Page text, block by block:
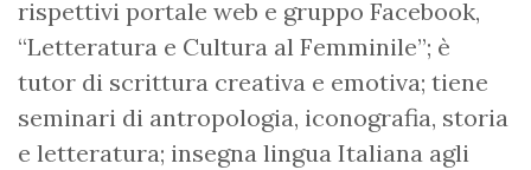
rispettivi portale web e gruppo Facebook,
“Letteratura e Cultura al Femminile”; è
tutor di scrittura creativa e emotiva; tiene
seminari di antropologia, iconografia, storia
e letteratura; insegna lingua Italiana agli